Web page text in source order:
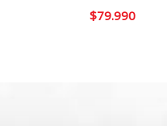
$79.990